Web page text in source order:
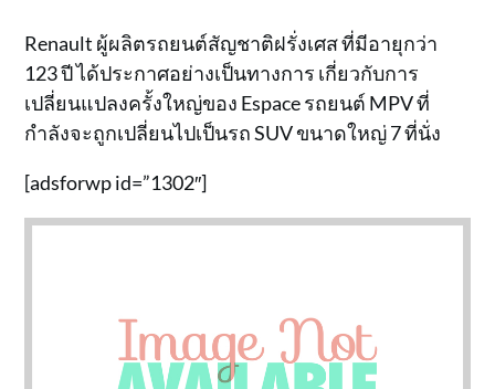
Renault ผู้ผลิตรถยนต์สัญชาติฝรั่งเศส ที่มีอายุกว่า
123 ปี ได้ประกาศอย่างเป็นทางการ เกี่ยวกับการ
เปลี่ยนแปลงครั้งใหญ่ของ Espace รถยนต์ MPV ที่
กำลังจะถูกเปลี่ยนไปเป็นรถ SUV ขนาดใหญ่ 7 ที่นั่ง
[adsforwp id=”1302″]